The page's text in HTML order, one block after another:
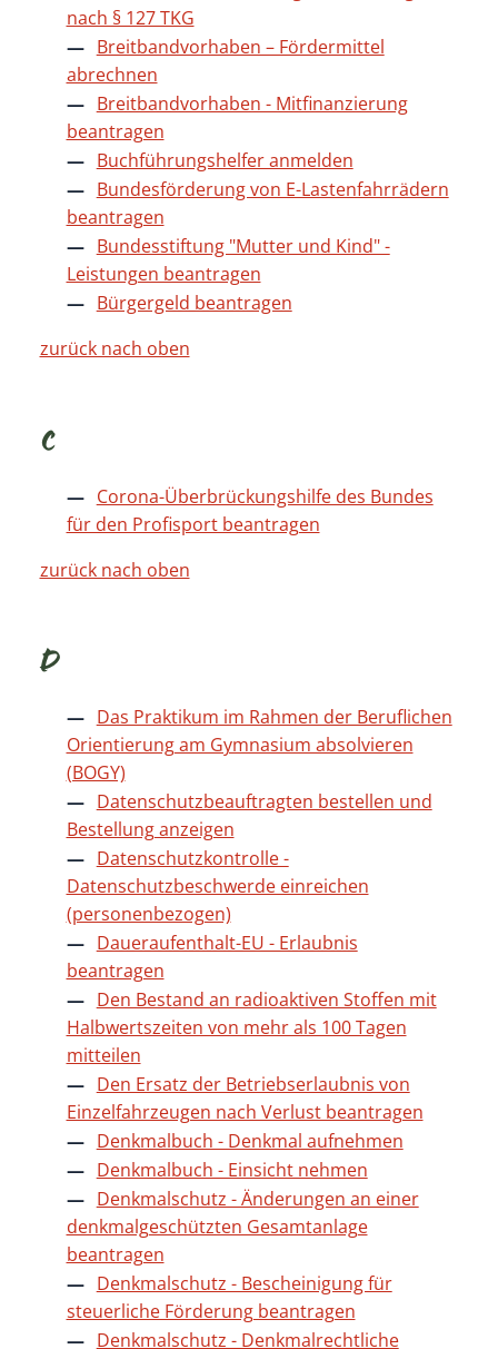
nach § 127 TKG
Breitbandvorhaben – Fördermittel
abrechnen
Breitbandvorhaben - Mitfinanzierung
beantragen
Buchführungshelfer anmelden
Bundesförderung von E-Lastenfahrrädern
beantragen
Bundesstiftung "Mutter und Kind" -
Leistungen beantragen
Bürgergeld beantragen
zurück nach oben
C
Corona-Überbrückungshilfe des Bundes
für den Profisport beantragen
zurück nach oben
D
Das Praktikum im Rahmen der Beruflichen
Orientierung am Gymnasium absolvieren
(BOGY)
Datenschutzbeauftragten bestellen und
Bestellung anzeigen
Datenschutzkontrolle -
Datenschutzbeschwerde einreichen
(personenbezogen)
Daueraufenthalt-EU - Erlaubnis
beantragen
Den Bestand an radioaktiven Stoffen mit
Halbwertszeiten von mehr als 100 Tagen
mitteilen
Den Ersatz der Betriebserlaubnis von
Einzelfahrzeugen nach Verlust beantragen
Denkmalbuch - Denkmal aufnehmen
Denkmalbuch - Einsicht nehmen
Denkmalschutz - Änderungen an einer
denkmalgeschützten Gesamtanlage
beantragen
Denkmalschutz - Bescheinigung für
steuerliche Förderung beantragen
Denkmalschutz - Denkmalrechtliche